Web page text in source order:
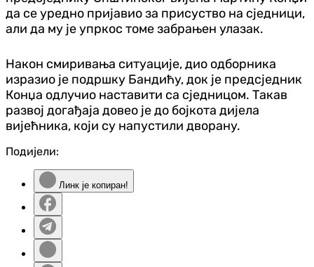
да се уредно пријавио за присуство на сједници,
али да му је упркос томе забрањен улазак.
Након смиривања ситуације, дио одборника
изразио је подршку Бандићу, док је предсједник
Конџа одлучио наставити са сједницом. Такав
развој догађаја довео је до бојкота дијела
вијећника, који су напустили дворану.
Подијели:
Линк је копиран!